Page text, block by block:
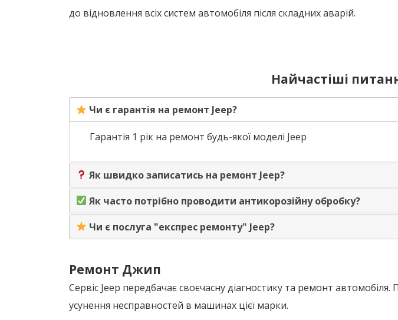
до відновлення всіхсистем автомобіля після складнихаварій.
Найчастіші
Чи є гарантія на ремонт Jeep?
Гарантія 1 рік на ремонт будь-якої моделі Jeep
Як швидко записатись на ремонт Jeep?
Як часто потрібно проводити антикорозійну обробку?
Чи є послуга "експрес ремонту" Jeep?
Ремонт Джип
Сервіс Jeep передбачає своєчасну діагностику та ремонт
усунення несправностей в машинах цієї марки.